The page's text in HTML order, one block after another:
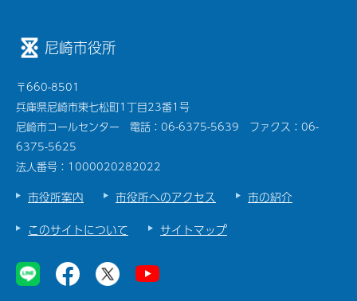
尼崎市役所
〒660-8501
兵庫県尼崎市東七松町1丁目23番1号
尼崎市コールセンター 電話：06-6375-5639 ファクス：06-
6375-5625
法人番号：1000020282022
市役所案内 市役所へのアクセス
市の紹介
このサイトについて
サイトマップ